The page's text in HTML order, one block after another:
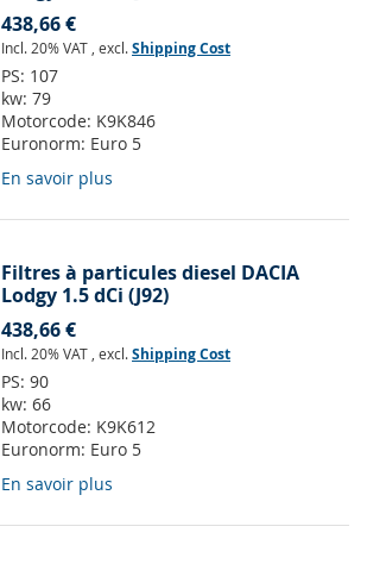
438,66 €
Incl. 20% VAT , excl.Shipping Cost
PS: 107
kw: 79
Motorcode: K9K846
Euronorm: Euro 5
En savoir plus
Filtres à particules diesel DACIA
Lodgy 1.5 dCi (J92)
438,66 €
Incl. 20% VAT , excl.Shipping Cost
PS: 90
kw: 66
Motorcode: K9K612
Euronorm: Euro 5
En savoir plus